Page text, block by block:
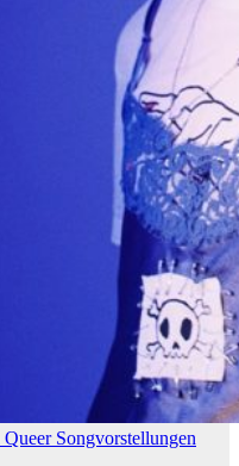
Queer Songvorstellungen